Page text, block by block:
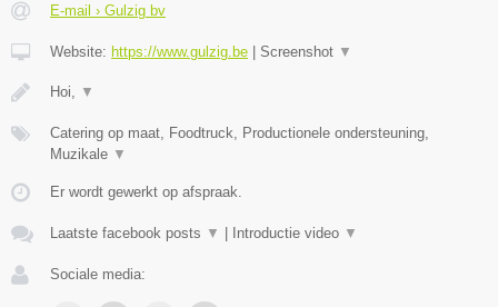
E-mail › Gulzig bv
Website: https://www.gulzig.be Screenshot ▼
Hoi, ▼
Catering op maat, Foodtruck, Productionele ondersteuning,
Muzikale ▼
Er wordt gewerkt op afspraak.
Laatste facebook posts ▼ Introductie video ▼
Sociale media: